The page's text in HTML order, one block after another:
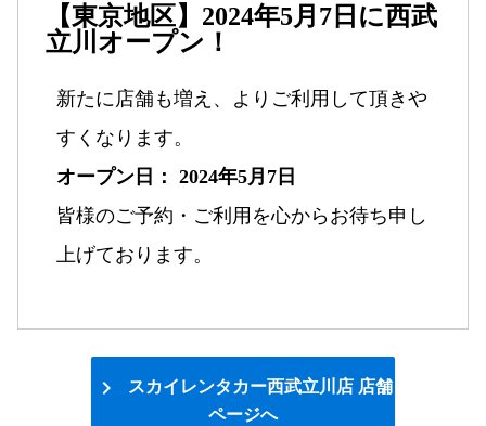
【東京地区】2024年5月7日に西武
立川オープン！
新たに店舗も増え、よりご利用して頂きや
すくなります。
オープン日： 2024年5月7日
皆様のご予約・ご利用を心からお待ち申し
上げております。

スカイレンタカー西武立川店 店舗
ページへ